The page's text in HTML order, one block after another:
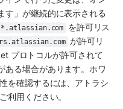
す」が継続的に表示される
*.atlassian.com
を許可リス
が許可リ
プロトコルが許可されて
ある場合があります。ホワ
を確認するには、アトラシ
利用ください。